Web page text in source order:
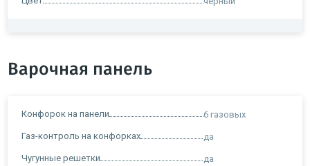
Варочная панель
Конфорок на панели 6 газовых
Газ-контроль на конфорках да
Чугунные решетки да